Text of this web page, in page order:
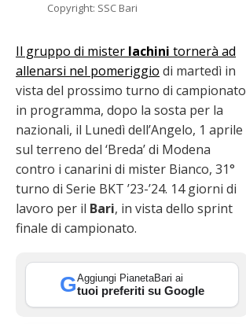
Copyright: SSC Bari
Il gruppo di mister Iachini tornerà ad
allenarsi nel pomeriggio di martedì in
vista del prossimo turno di campionato
in programma, dopo la sosta per la
nazionali, il Lunedì dell’Angelo, 1 aprile
sul terreno del ‘Breda’ di Modena
contro i canarini di mister Bianco, 31°
turno di Serie BKT ’23-’24. 14 giorni di
lavoro per il Bari, in vista dello sprint
finale di campionato.
GAggiungi PianetaBari ai
tuoi preferiti su Google